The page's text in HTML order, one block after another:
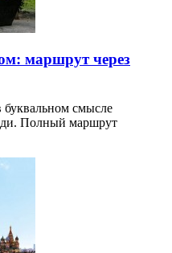
маршрут через
буквальном смысле
Полный маршрут